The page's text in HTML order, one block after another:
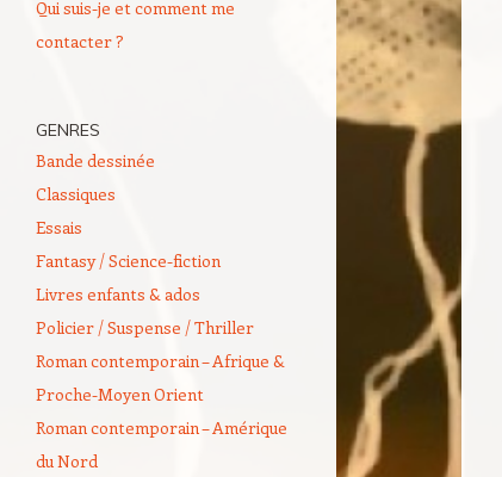
Qui suis-je et comment me
contacter ?
GENRES
Bande dessinée
Classiques
Essais
Fantasy / Science-fiction
Livres enfants & ados
Policier / Suspense / Thriller
Roman contemporain – Afrique &
Proche-Moyen Orient
Roman contemporain – Amérique
du Nord